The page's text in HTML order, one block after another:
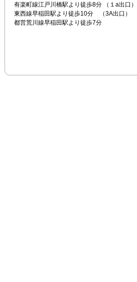
有楽町線江戸川橋駅より徒歩8分 （１a出口）
東西線早稲田駅より徒歩10分　（3A出口）
都営荒川線早稲田駅より徒歩7分